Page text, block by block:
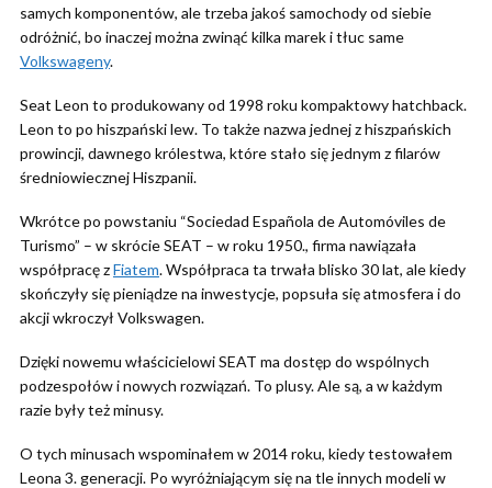
samych komponentów, ale trzeba jakoś samochody od siebie
odróżnić, bo inaczej można zwinąć kilka marek i tłuc same
Volkswageny.
Seat Leon to produkowany od 1998 roku kompaktowy hatchback.
Leon to po hiszpański lew. To także nazwa jednej z hiszpańskich
prowincji, dawnego królestwa, które stało się jednym z filarów
średniowiecznej Hiszpanii.
Wkrótce po powstaniu “Sociedad Española de Automóviles de
Turismo” – w skrócie SEAT – w roku 1950., firma nawiązała
współpracę zFiatem. Współpraca ta trwała blisko 30 lat, ale kiedy
skończyły się pieniądze na inwestycje, popsuła się atmosfera i do
akcji wkroczył Volkswagen.
Dzięki nowemu właścicielowi SEAT ma dostęp do wspólnych
podzespołów i nowych rozwiązań. To plusy. Ale są, a w każdym
razie były też minusy.
O tych minusach wspominałem w 2014 roku, kiedy testowałem
Leona 3. generacji. Po wyróżniającym się na tle innych modeli w